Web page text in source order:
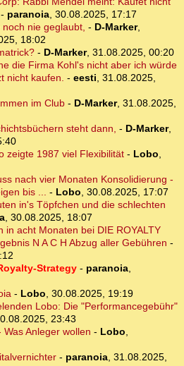
- paranoia, 30.08.2025, 17:17
noch nie geglaubt, - D-Marker,
18:02
- D-Marker, 31.08.2025, 00:20
die Firma Kohl's nicht aber ich würde
nicht kaufen. - eesti, 31.08.2025,
im Club- D-Marker, 31.08.2025,
steht dann, - D-Marker,
zeigte 1987 viel Flexibilität- Lobo,
nach vier Monaten Konsolidierung -
bis ... - Lobo, 30.08.2025, 17:07
in's Töpfchen und die schlechten
, 30.08.2025, 18:07
in acht Monaten bei DIE ROYALTY
N A C H Abzug aller Gebühren -
Strategy- paranoia,
- Lobo, 30.08.2025, 19:19
Lobo: Die "Performancegebühr"
23:43
Anleger wollen - Lobo,
- paranoia, 31.08.2025,